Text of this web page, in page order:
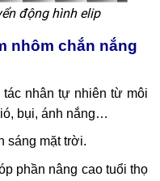
động hình elip
nhôm chắn nắng
nhân tự nhiên từ môi
bụi, ánh nắng…
sáng mặt trời.
phần nâng cao tuổi thọ